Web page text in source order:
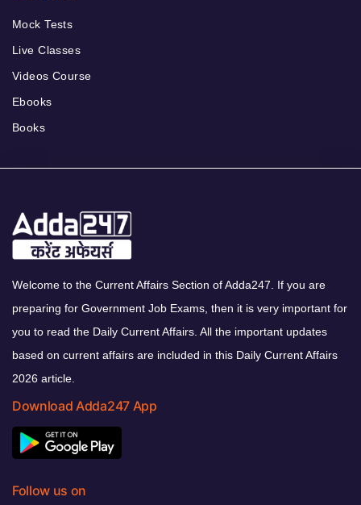
Mock Tests
Live Classes
Videos Course
Ebooks
Books
Welcome to the Current Affairs Section of Adda247. If you are
preparing for Government Job Exams, then it is very important for
you to read the Daily Current Affairs. All the important updates
based on current affairs are included in this Daily Current Affairs
2026 article.
Download Adda247 App
Follow us on